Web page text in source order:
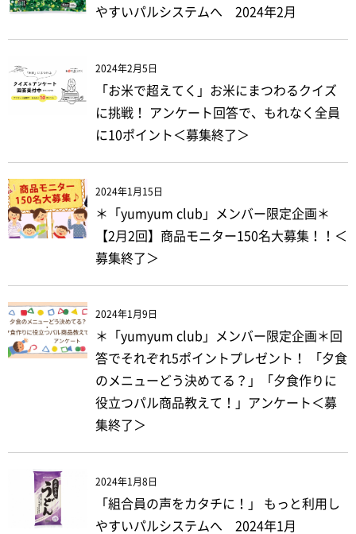
やすいパルシステムへ 2024年2月
2024年2月5日
「お米で超えてく」お米にまつわるクイズ
に挑戦！ アンケート回答で、もれなく全員
に10ポイント＜募集終了＞
2024年1月15日
＊「yumyum club」メンバー限定企画＊
【2月2回】商品モニター150名大募集！！＜
募集終了＞
2024年1月9日
＊「yumyum club」メンバー限定企画＊回
答でそれぞれ5ポイントプレゼント！ 「夕食
のメニューどう決めてる？」「夕食作りに
役立つパル商品教えて！」アンケート＜募
集終了＞
2024年1月8日
「組合員の声をカタチに！」 もっと利用し
やすいパルシステムへ 2024年1月